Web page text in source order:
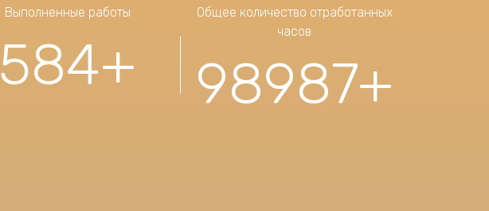
Выполненные работы
584+
Общее количество отработанных
часов
98987+